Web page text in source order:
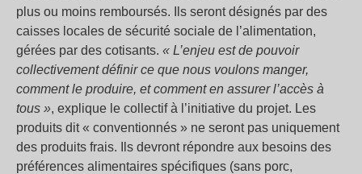
plus ou moins remboursés. Ils seront désignés par des
caisses locales de sécurité sociale de l’alimentation,
gérées par des cotisants. « L’enjeu est de pouvoir
collectivement définir ce que nous voulons manger,
comment le produire, et comment en assurer l’accès à
tous », explique le collectif à l’initiative du projet. Les
produits dit « conventionnés » ne seront pas uniquement
des produits frais. Ils devront répondre aux besoins des
préférences alimentaires spécifiques (sans porc,